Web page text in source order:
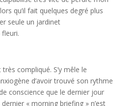
qu’il fait quelques degré plus
seule un jardinet
compliqué. S’y mêle le
d’avoir trouvé son rythme
conscience que le dernier jour
« morning briefing » n’est